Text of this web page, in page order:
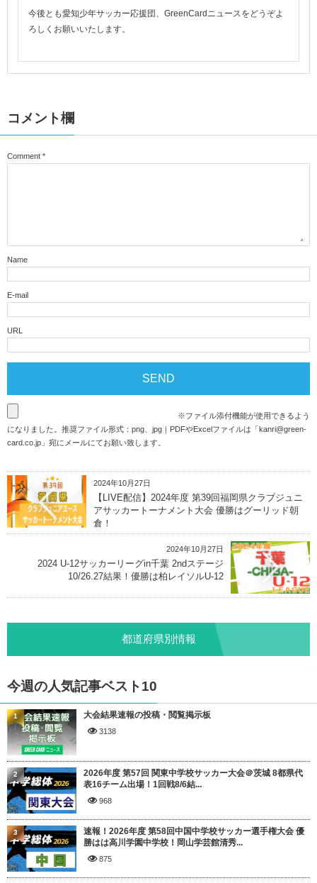
今後とも愛知少年サッカー応援団、GreenCardニュースをどうぞよ
ろしくお願いいたします。
コメント欄
Comment *
Name
E-mail
URL
※ファイル添付機能が使用できるよう
になりました。推奨ファイル形式：png、jpg｜PDFやExcelファイルは「kanri@green-
card.co.jp 」宛にメールにてお願い致します。
2024年10月27日
【LIVE配信】2024年度 第39回福岡県クラブジュニ
アサッカートーナメント大会 優勝はグーリッド朝
倉！
2024年10月27日
2024 U-12サッカーリーグin千葉 2ndステージ
10/26.27結果！優勝は柏レイソルU-12
都道府県別情報
今週の人気記事ベスト10
大会結果速報の投稿・閲覧掲示板
3138
1
2026年度 第57回 関東中学校サッカー大会＠茨城 8都県代
表16チーム出場！1回戦8/6結...
968
2
速報！2026年度 第58回中国中学校サッカー選手権大会 優
勝はは高川学園中学校！岡山学芸館清秀...
875
3